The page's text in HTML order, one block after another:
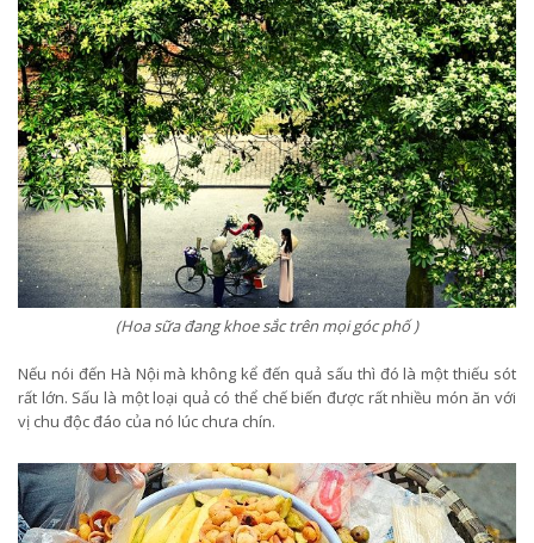
(Hoa sữa đang khoe sắc trên mọi góc phố )
Nếu nói đến Hà Nội mà không kể đến quả sấu thì đó là một thiếu sót
rất lớn. Sấu là một loại quả có thể chế biến được rất nhiều món ăn với
vị chu độc đáo của nó lúc chưa chín.